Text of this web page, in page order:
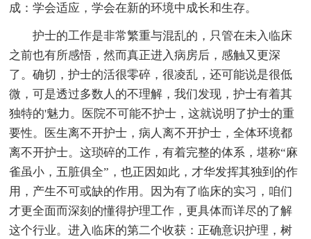
成：学会适应，学会在新的环境中成长和生存。
护士的工作是非常繁重与混乱的，只管在未入临床
之前也有所感悟，然而真正进入病房后，感触又更深
了。确切，护士的活很零碎，很凌乱，还可能说是很低
微，可是透过多数人的不理解，我们发现，护士有着其
独特的'魅力。医院不可能不护士，这就说明了护士的重
要性。医生离不开护士，病人离不开护士，全体环境都
离不开护士。这琐碎的工作，有着完整的体系，堪称“麻
雀虽小，五脏俱全”，也正因如此，才华发挥其独到的作
用，产生不可或缺的作用。因为有了临床的实习，咱们
才更全面而深刻的懂得护理工作，更具体而详尽的了解
这个行业。进入临床的第二个收获：正确意识护理，树